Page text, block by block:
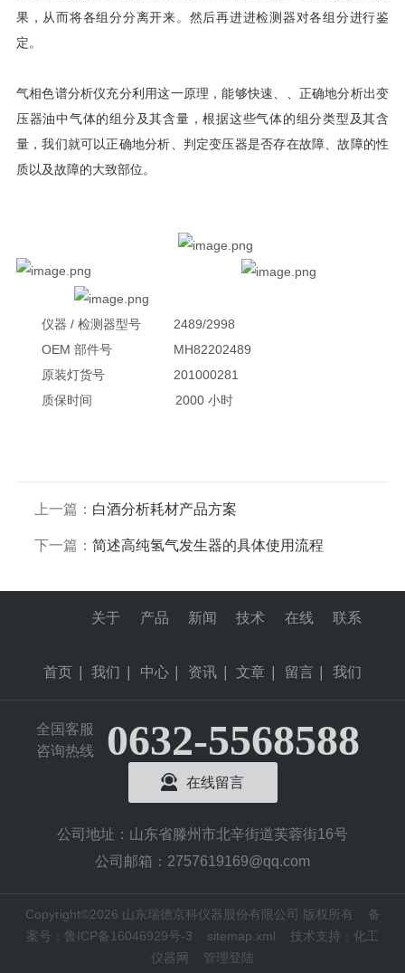
果，从而将各组分分离开来。然后再进进检测器对各组分进行鉴
定。
气相色谱分析仪充分利用这一原理，能够快速、、正确地分析出变
压器油中气体的组分及其含量，根据这些气体的组分类型及其含
量，我们就可以正确地分析、判定变压器是否存在故障、故障的性
质以及故障的大致部位。
仪器 / 检测器型号 2489/2998
OEM 部件号 MH82202489
原装灯货号 201000281
质保时间 2000 小时
上一篇： 白酒分析耗材产品方案
下一篇： 简述高纯氢气发生器的具体使用流程
首页
关于
我们
产品
中心
新闻
资讯
技术
文章
在线
留言
联系
我们
全国客服
咨询热线
0632-5568588
在线留言
公司地址：山东省滕州市北辛街道芙蓉街16号
公司邮箱：2757619169@qq.com
Copyright©2026 山东瑞德京科仪器股份有限公司 版权所有 备
案号：鲁ICP备16046929号-3
sitemap.xml 技术支持： 化工
仪器网
管理登陆